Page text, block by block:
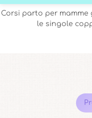
Corsi parto per mamme
le singole